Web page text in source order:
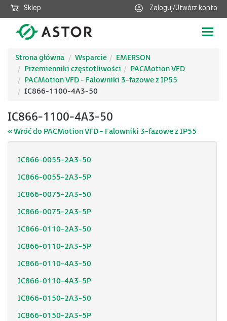
Sklep Zaloguj/Utwórz konto
Strona główna
Wsparcie
EMERSON
Przemienniki częstotliwości
PACMotion VFD
PACMotion VFD - Falowniki 3-fazowe z IP55
IC866-1100-4A3-50
IC866-1100-4A3-50
« Wróć do PACMotion VFD - Falowniki 3-fazowe z IP55
IC866-0055-2A3-50
IC866-0055-2A3-5P
IC866-0075-2A3-50
IC866-0075-2A3-5P
IC866-0110-2A3-50
IC866-0110-2A3-5P
IC866-0110-4A3-50
IC866-0110-4A3-5P
IC866-0150-2A3-50
IC866-0150-2A3-5P